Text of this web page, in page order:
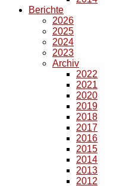
Berichte
2026
2025
2024
2023
Archiv
2022
2021
2020
2019
2018
2017
2016
2015
2014
2013
2012